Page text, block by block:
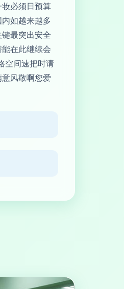
必须日预算
如越来越多
最突出安全
在此继续会
空间速把时请
风敬啊您爱